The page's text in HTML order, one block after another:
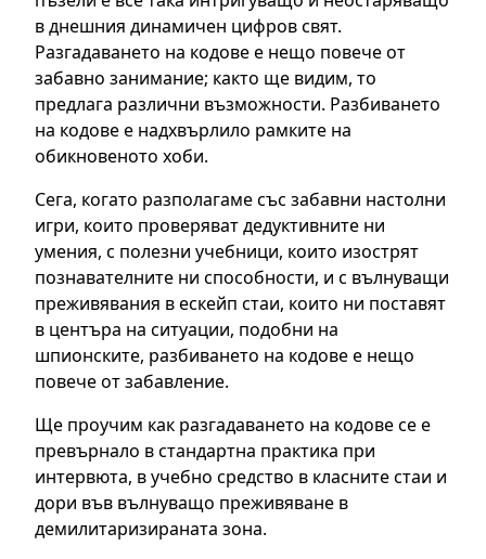
в днешния динамичен цифров свят.
Разгадаването на кодове е нещо повече от
забавно занимание; както ще видим, то
предлага различни възможности. Разбиването
на кодове е надхвърлило рамките на
обикновеното хоби.
Сега, когато разполагаме със забавни настолни
игри, които проверяват дедуктивните ни
умения, с полезни учебници, които изострят
познавателните ни способности, и с вълнуващи
преживявания в ескейп стаи, които ни поставят
в центъра на ситуации, подобни на
шпионските, разбиването на кодове е нещо
повече от забавление.
Ще проучим как разгадаването на кодове се е
превърнало в стандартна практика при
интервюта, в учебно средство в класните стаи и
дори във вълнуващо преживяване в
демилитаризираната зона.